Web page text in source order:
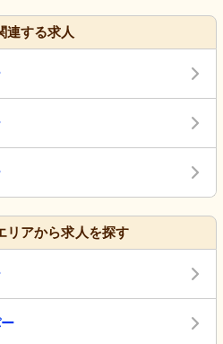
連する求人
リアから求人を探す